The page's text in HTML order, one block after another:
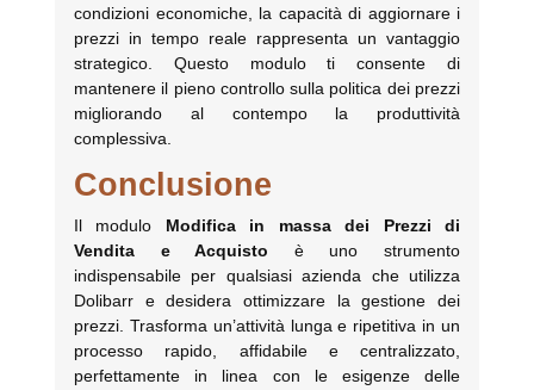
condizioni economiche, la capacità di aggiornare i
prezzi in tempo reale rappresenta un vantaggio
strategico. Questo modulo ti consente di
mantenere il pieno controllo sulla politica dei prezzi
migliorando al contempo la produttività
complessiva.
Conclusione
Il modulo Modifica in massa dei Prezzi di
Vendita e Acquisto è uno strumento
indispensabile per qualsiasi azienda che utilizza
Dolibarr e desidera ottimizzare la gestione dei
prezzi. Trasforma un’attività lunga e ripetitiva in un
processo rapido, affidabile e centralizzato,
perfettamente in linea con le esigenze delle